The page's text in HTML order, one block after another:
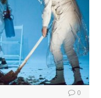
0